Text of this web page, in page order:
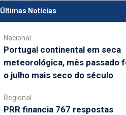
Últimas Notícias
Nacional
Portugal continental em seca
meteorológica, mês passado
o julho mais seco do século
Regional
PRR financia 767 respostas